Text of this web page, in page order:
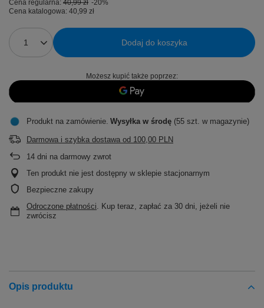
Cena regularna: 40,99 zł -20%
Cena katalogowa: 40,99 zł
Dodaj do koszyka
Możesz kupić także poprzez:
Produkt na zamówienie Wysyłka w środę (55 szt. w magazynie)
Darmowa i szybka dostawa od 100,00 PLN
14 dni na darmowy zwrot
Ten produkt nie jest dostępny w sklepie stacjonarnym
Bezpieczne zakupy
Odroczone płatności. Kup teraz, zapłać za 30 dni, jeżeli nie
zwrócisz
Opis produktu